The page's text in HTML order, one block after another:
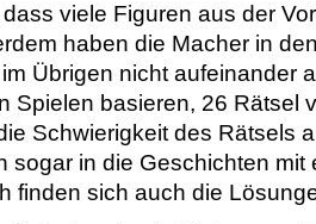
viele Figuren aus der
haben die Macher in
Übrigen nicht aufeinander
Spielen basieren, 26 Rätsel
Schwierigkeit des Rätsels
sogar in die Geschichten mit
finden sich auch die